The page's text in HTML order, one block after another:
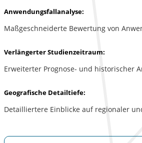
Anwendungsfallanalyse:
Maßgeschneiderte Bewertung von
Verlängerter Studienzeitraum:
Erweiterter Prognose- und historischer
Geografische Detailtiefe:
Detailliertere Einblicke auf regionaler